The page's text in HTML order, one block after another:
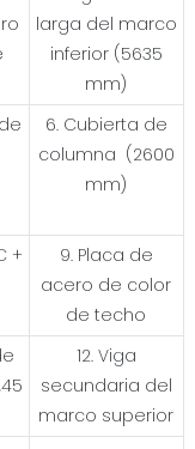
larga del marco
inferior (5635
mm)
6. Cubierta de
columna (2600
mm)
+
9. Placa de
acero de color
de techo
12. Viga
secundaria del
marco superior